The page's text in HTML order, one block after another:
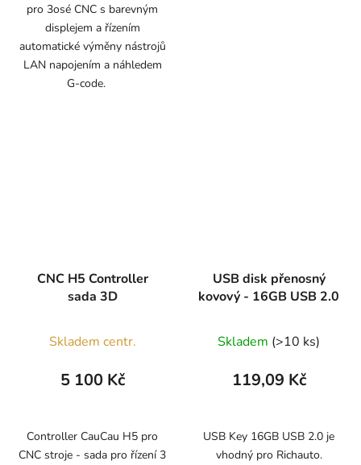
pro 3osé CNC s barevným
displejem a řízením
automatické výměny nástrojů
LAN napojením a náhledem
G-code.
CNC H5 Controller
sada 3D
Skladem centr.
5 100 Kč
Controller CauCau H5 pro
CNC stroje - sada pro řízení 3
USB disk přenosný
kovový - 16GB USB 2.0
Skladem (>10 ks)
119,09 Kč
USB Key 16GB USB 2.0 je
vhodný pro Richauto.